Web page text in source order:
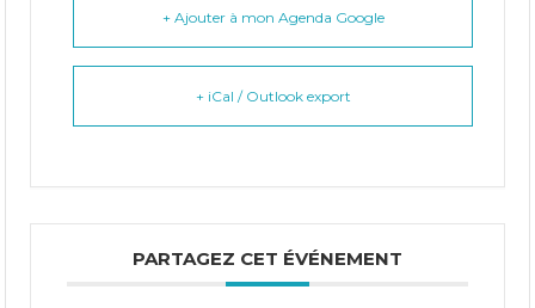
+ Ajouter à mon Agenda Google
+ iCal / Outlook export
PARTAGEZ CET ÉVÉNEMENT